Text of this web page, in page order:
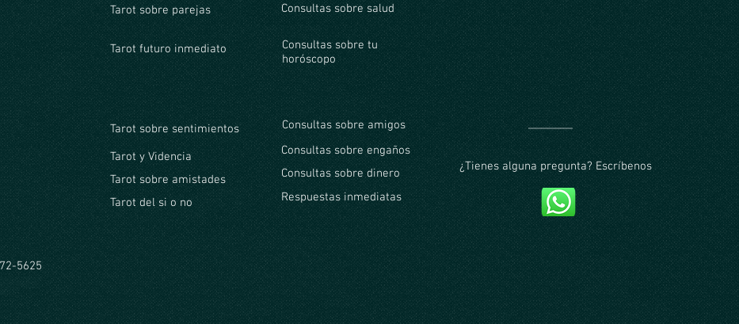
5625
Tarot sobre parejas
Tarot futuro inmediato
Consultas sobre salud
Consultas sobre tu
horóscopo
Tarot sobre sentimientos Consultas sobre amigos
Tarot y Videncia
Tarot sobre amistades
Tarot del si o no
Consultas sobre engaños
Consultas sobre dinero
Respuestas inmediatas
¿Tienes alguna pregunta? Escríbenos